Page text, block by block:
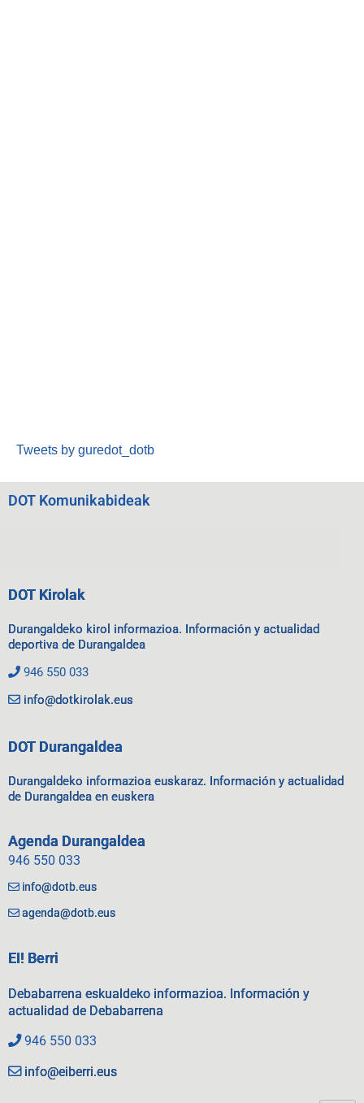
Tweets by guredot_dotb
DOT Komunikabideak
DOT Kirolak
Durangaldeko kirol informazioa. Información y actualidad
deportiva de Durangaldea
946 550 033
info@dotkirolak.eus
DOT Durangaldea
Durangaldeko informazioa euskaraz. Información y actualidad
de Durangaldea en euskera
Agenda Durangaldea
946 550 033
info@dotb.eus
agenda@dotb.eus
EI! Berri
Debabarrena eskualdeko informazioa. Información y
actualidad de Debabarrena
946 550 033
info@eiberri.eus